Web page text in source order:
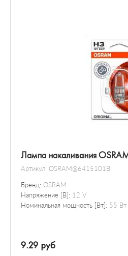
Лампа накаливания
Артикул: OSRAM@6415101B
Бренд: OSRAM
Напряжение [В]: 12 V
Номинальная мощность [Вт]: 55 Вт
9.29 руб